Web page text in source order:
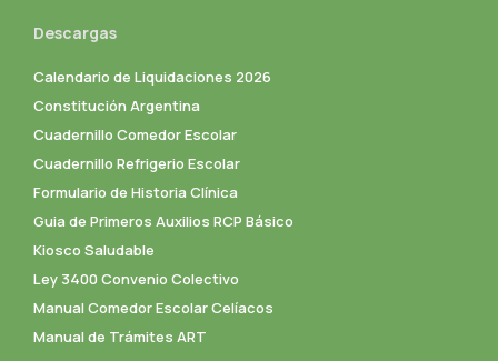
Descargas
Calendario de Liquidaciones 2026
Constitución Argentina
Cuadernillo Comedor Escolar
Cuadernillo Refrigerio Escolar
Formulario de Historia Clínica
Guia de Primeros Auxilios RCP Básico
Kiosco Saludable
Ley 3400 Convenio Colectivo
Manual Comedor Escolar Celíacos
Manual de Trámites ART